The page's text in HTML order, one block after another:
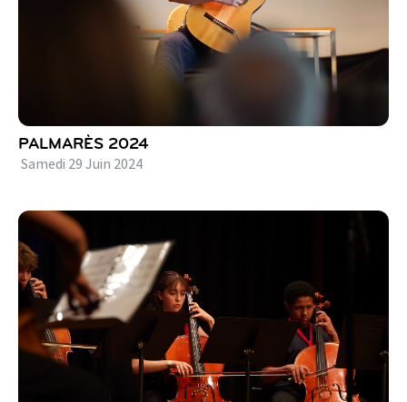
PALMARÈS 2024
Samedi 29 Juin 2024